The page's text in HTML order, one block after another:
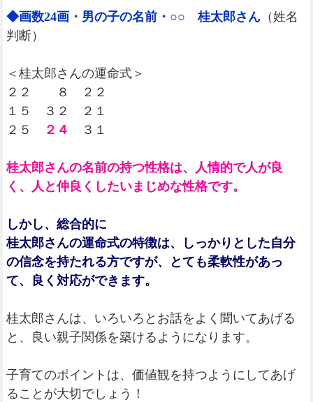
◆画数24画・男の子の名前・○○ 桂太郎さん（姓名
判断）
＜桂太郎さんの運命式＞
２２ ８ ２２
１５ ３２ ２１
２５
２４ ３１
桂太郎さんの名前の持つ性格は、人情的で人が良
く、人と仲良くしたいまじめな性格です。
しかし、総合的に
桂太郎さんの運命式の特徴は、しっかりとした自分
の信念を持たれる方ですが、とても柔軟性があっ
て、良く対応ができます。
桂太郎さんは、いろいろとお話をよく聞いてあげる
と、良い親子関係を築けるようになります。
子育てのポイントは、価値観を持つようにしてあげ
ることが大切でしょう！